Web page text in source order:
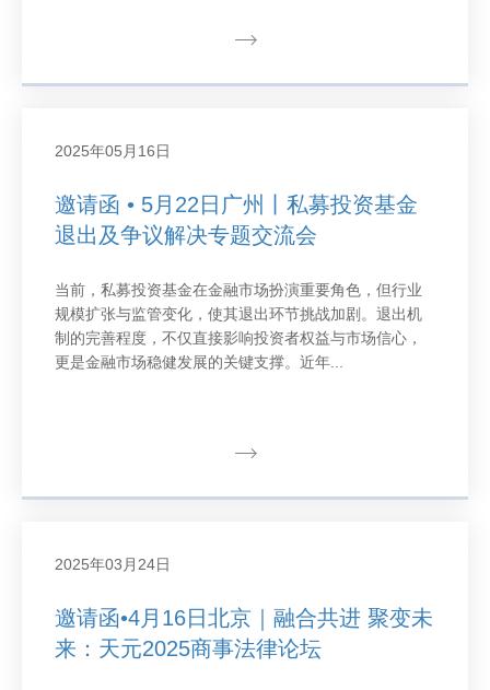
2025年05月16日
邀请函 • 5月22日广州丨私募投资基金
退出及争议解决专题交流会
当前，私募投资基金在金融市场扮演重要角色，但行业
规模扩张与监管变化，使其退出环节挑战加剧。退出机
制的完善程度，不仅直接影响投资者权益与市场信心，
更是金融市场稳健发展的关键支撑。近年...
2025年03月24日
邀请函•4月16日北京｜融合共进 聚变未
来：天元2025商事法律论坛